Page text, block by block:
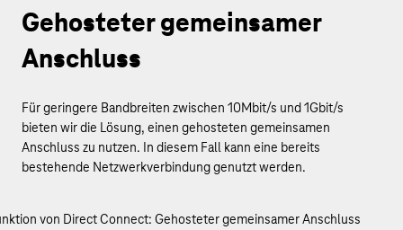
Gehosteter gemeinsamer
Anschluss
Für geringere Bandbreiten zwischen 10Mbit/s und 1Gbit/s
bieten wir die Lösung, einen gehosteten gemeinsamen
Anschluss zu nutzen. In diesem Fall kann eine bereits
bestehende Netzwerkverbindung genutzt werden.